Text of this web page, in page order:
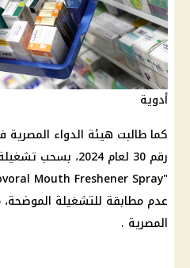
أدوية
كما طالبت هيئة الدواء
عدم مطابقة للتشغيلة
المصرية .